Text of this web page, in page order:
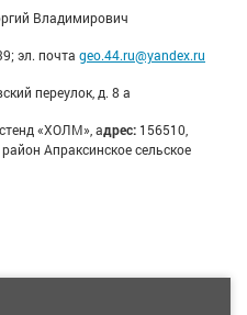
Владимирович
эл. почта geo.44.ru@yandex.ru
переулок, д. 8 а
«ХОЛМ», адрес: 156510,
Апраксинское сельское